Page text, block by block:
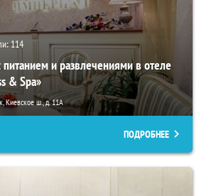
114
и развлечениями в отеле
& Spa»
Киевское ш., д. 11А
ПОДРОБНЕЕ